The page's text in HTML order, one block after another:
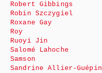
Robert Gibbings
Robin Szczygiel
Roxane Gay
Roy
Ruoyi Jin
Salomé Lahoche
Samson
Sandrine Allier-Guépin